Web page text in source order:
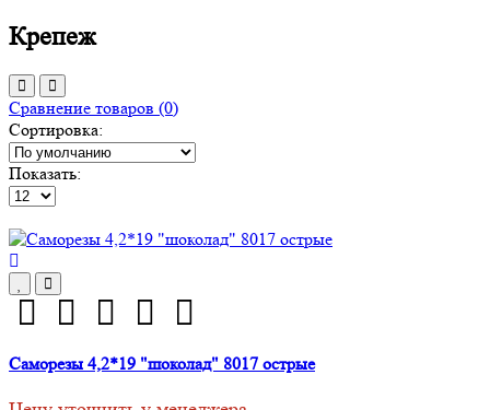
Крепеж
Сравнение товаров (0)
Сортировка:
Показать:
Саморезы 4,2*19 "шоколад" 8017 острые